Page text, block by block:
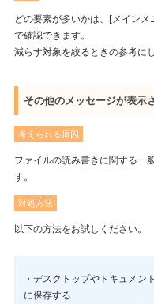
どの要素が多いかは、[メイン
で確認できます。
減らす対象を絞るときの参考に
その他のメッセージが表示
考えられる原因
ファイルの読み書きに関する一
す。
対処方法
以下の方法をお試しください。
・デスクトップやドキュメ
に保存する